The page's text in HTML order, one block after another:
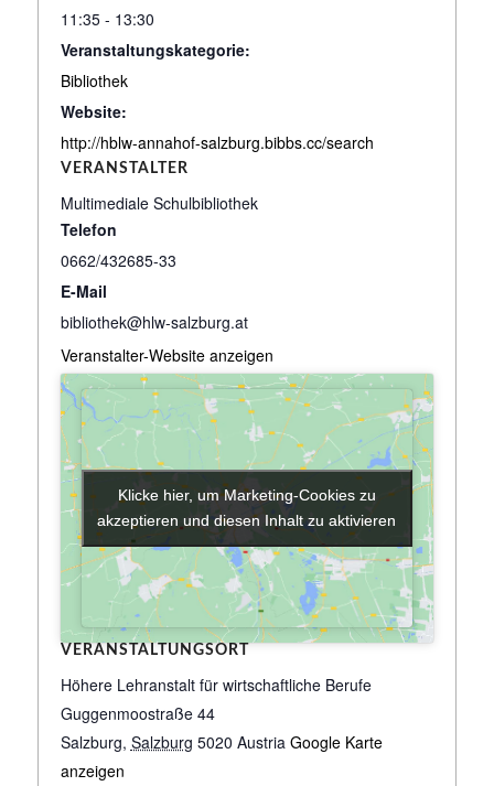
11:35 - 13:30
Veranstaltungskategorie:
Bibliothek
Website:
http://hblw-annahof-salzburg.bibbs.cc/search
VERANSTALTER
Multimediale Schulbibliothek
Telefon
0662/432685-33
E-Mail
bibliothek@hlw-salzburg.at
Veranstalter-Website anzeigen
VERANSTALTUNGSORT
Höhere Lehranstalt für wirtschaftliche Berufe
Guggenmoostraße 44
Salzburg, Salzburg 5020 Austria Google Karte
anzeigen
Klicke hier, um Marketing-Cookies zu
akzeptieren und diesen Inhalt zu aktivieren
Klicke hier, um Marketing-Cookies zu
akzeptieren und diesen Inhalt zu aktivieren